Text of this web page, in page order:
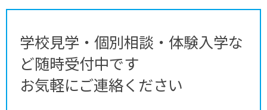
学校見学・個別相談・体験入学な
ど随時受付中です
お気軽にご連絡ください